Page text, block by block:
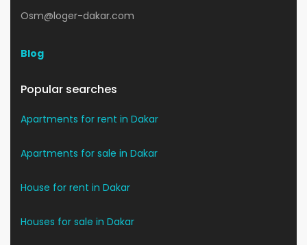
Osm@loger-dakar.com
Blog
Popular searches
Apartments for rent in Dakar
Apartments for sale in Dakar
House for rent in Dakar
Houses for sale in Dakar